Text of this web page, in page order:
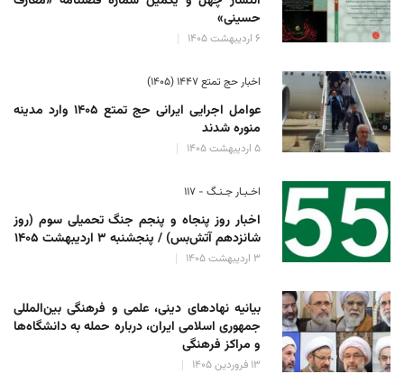
حسینی»
۶ اردیبهشت ۱۴۰۵
اخبار حج تمتع ۱۴۴۷ (۱۴۰۵)
عوامل اجرایی ایرانی حج تمتع ۱۴۰۵ وارد مدینه
منوره ‌شدند
۵ اردیبهشت ۱۴۰۵
اخـبـار جـنـگ - ۱۱۷
اخبار روز پنجاه و پنجم جنگ تحمیلی سوم (روز
شانزدهم آتش‌بس) / پنجشنبه ۳ اردیبهشت ۱۴۰۵
۳ اردیبهشت ۱۴۰۵
بیانیه نهادهای دینی، علمی و فرهنگی بین‌المللی
جمهوری اسلامی ایران، درباره حمله به دانشگاه‌ها
و مراکز فرهنگی
۱۳ فروردین ۱۴۰۵